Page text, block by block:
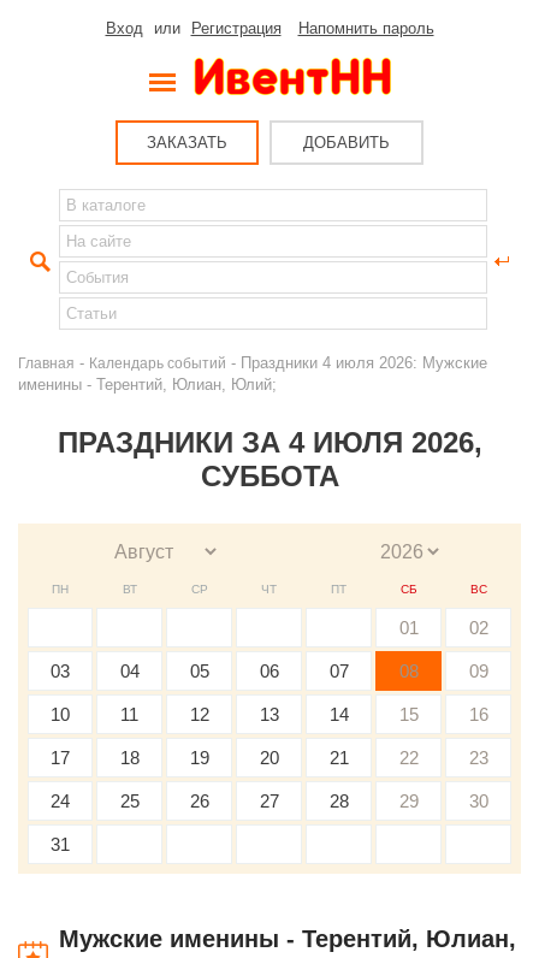
Вход или Регистрация Напомнить пароль
ЗАКАЗАТЬ ДОБАВИТЬ
Главная - Календарь событий - Праздники 4 июля 2026: Мужские
именины - Терентий, Юлиан, Юлий;
ПРАЗДНИКИ ЗА 4 ИЮЛЯ 2026,
СУББОТА
ПН ВТ СР ЧТ ПТ СБ ВС
01 02
03 04 05 06 07 08 09
10 11 12 13 14 15 16
17 18 19 20 21 22 23
24 25 26 27 28 29 30
31
Мужские именины - Терентий, Юлиан,